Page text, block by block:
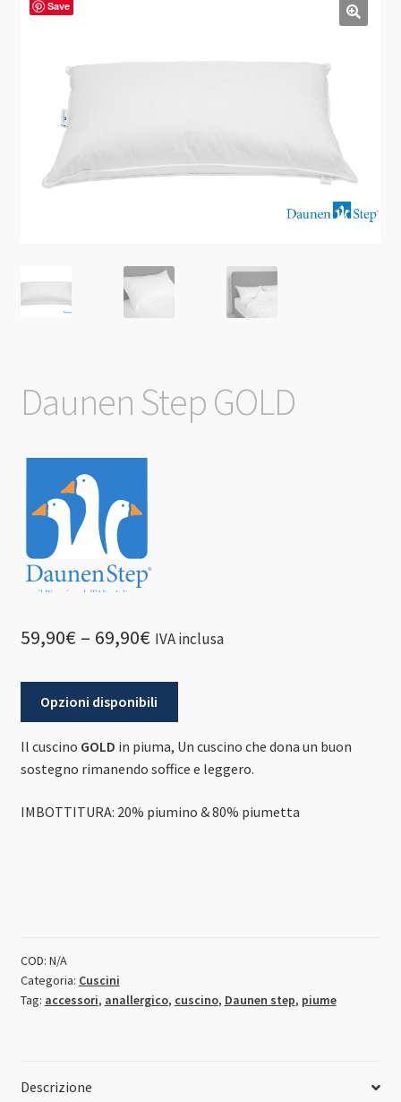
Save
Daunen Step GOLD
59,90€– 69,90€ IVA inclusa
Opzioni disponibili
Il cuscino GOLD in piuma, Un cuscino che dona un buon
sostegno rimanendo soffice e leggero.
IMBOTTITURA: 20% piumino & 80% piumetta
COD: N/A
Categoria: Cuscini
Tag: accessori, anallergico, cuscino, Daunen step, piume
Descrizione